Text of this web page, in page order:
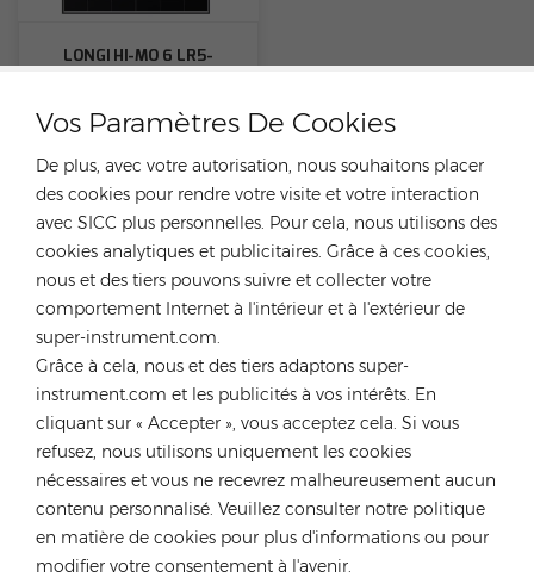
Vos Paramètres De Cookies
De plus, avec votre autorisation, nous souhaitons placer
des cookies pour rendre votre visite et votre interaction
avec SICC plus personnelles. Pour cela, nous utilisons des
cookies analytiques et publicitaires. Grâce à ces cookies,
nous et des tiers pouvons suivre et collecter votre
comportement Internet à l'intérieur et à l'extérieur de
super-instrument.com.
Grâce à cela, nous et des tiers adaptons super-
instrument.com et les publicités à vos intérêts. En
cliquant sur « Accepter », vous acceptez cela. Si vous
refusez, nous utilisons uniquement les cookies
nécessaires et vous ne recevrez malheureusement aucun
contenu personnalisé. Veuillez consulter notre politique
en matière de cookies pour plus d'informations ou pour
modifier votre consentement à l'avenir.
LONGI HI-MO 6 LR5-
solaire à cadre noir demi-
CATÉGORIES
PRODUITS POPULAIRES
CONTACTEZ NOTRE EXPERT
Allemagne
Tél :+49 176 55258880